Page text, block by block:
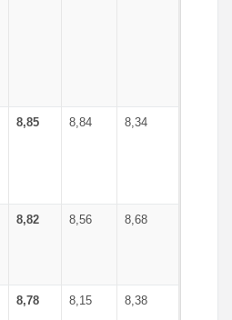
8,85 8,84 8,34
8,82 8,56 8,68
8,78 8,15 8,38